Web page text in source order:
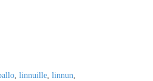
, linnuille, linnun,